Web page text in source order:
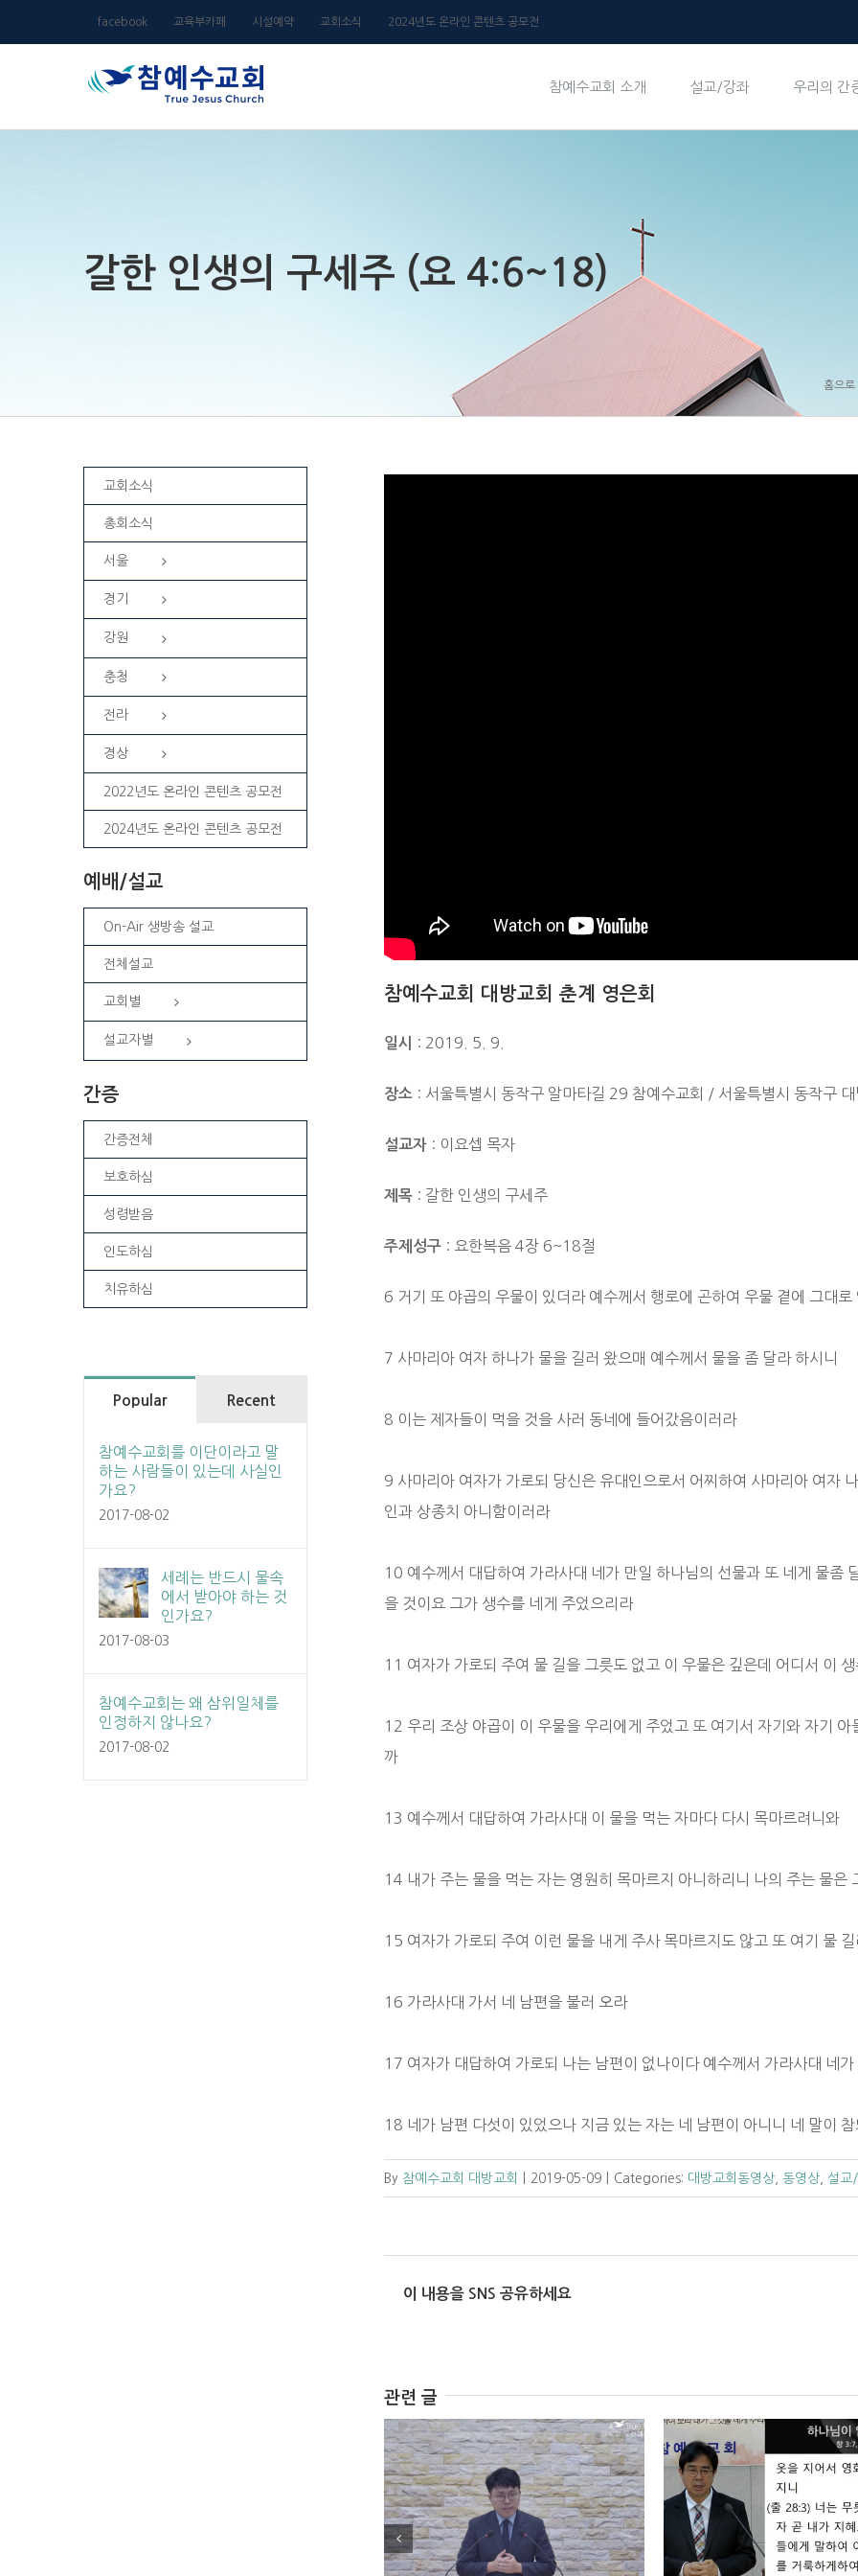
to
facebook 교육부카페 시설예약 교회소식 2024년도 온라인 콘텐츠 공모전
참예수교회 소개 설교/강좌 우리의 간
갈한 인생의 구세주 (요 4:6~18)
홈으로
참예수교회 대방교회 춘계 영은회
일시 : 2019. 5. 9.
장소 : 서울특별시 동작구 알마타길 29 참예수교회 / 서울특별시 동작구
설교자 : 이요셉 목자
제목 : 갈한 인생의 구세주
주제성구 : 요한복음 4장 6~18절
6 거기 또 야곱의 우물이 있더라 예수께서 행로에 곤하여 우물 곁에 그대
7 사마리아 여자 하나가 물을 길러 왔으매 예수께서 물을 좀 달라 하시니
8 이는 제자들이 먹을 것을 사러 동네에 들어갔음이러라
9 사마리아 여자가 가로되 당신은 유대인으로서 어찌하여 사마리아 여자
인과 상종치 아니함이러라
10 예수께서 대답하여 가라사대 네가 만일 하나님의 선물과 또 네게 물좀
을 것이요 그가 생수를 네게 주었으리라
11 여자가 가로되 주여 물 길을 그릇도 없고 이 우물은 깊은데 어디서 이
12 우리 조상 야곱이 이 우물을 우리에게 주었고 또 여기서 자기와 자기
까
13 예수께서 대답하여 가라사대 이 물을 먹는 자마다 다시 목마르려니와
14 내가 주는 물을 먹는 자는 영원히 목마르지 아니하리니 나의 주는 물은
15 여자가 가로되 주여 이런 물을 내게 주사 목마르지도 않고 또 여기 물
16 가라사대 가서 네 남편을 불러 오라
17 여자가 대답하여 가로되 나는 남편이 없나이다 예수께서 가라사대 네
18 네가 남편 다섯이 있었으나 지금 있는 자는 네 남편이 아니니 네 말이
By 참예수교회 대방교회 2019-05-09 Categories: 대방교회동영상 동영상 설교
이 내용을 SNS 공유하세요
관련 글
교회소식
총회소식
서울
경기
강원
충청
전라
경상
2022년도 온라인 콘텐츠 공모전
2024년도 온라인 콘텐츠 공모전
예배/설교
On-Air 생방송 설교
전체설교
교회별
설교자별
간증
간증전체
보호하심
성령받음
인도하심
치유하심
Popular Recent
참예수교회를 이단이라고 말
하는 사람들이 있는데 사실인
가요?
2017-08-02
세례는 반드시 물속
에서 받아야 하는 것
인가요?
2017-08-03
참예수교회는 왜 삼위일체를
인정하지 않나요?
2017-08-02